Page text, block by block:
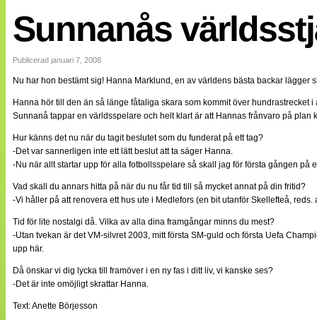
EM 2013
Internationellt
Bildreportage
Bloggar
Lagen
Webb-TV
Cuper
Medlemsbilder
Till klubbkassan
NÄTverket
Om oss
Statistik
Tipsa Damfotboll
Sunnanås
Publicerad januari 7, 2008
Nu har hon bestämt sig! Hanna Marklund, en av världens bästa backar
Hanna hör till den än så länge fåtaliga skara som kommit över
Sunnanå tappar en världsspelare och helt klart är att Hannas frånvaro på
Hur känns det nu när du tagit beslutet som du funderat på ett tag?
-Det var sannerligen inte ett lätt beslut att ta säger Hanna.
-Nu när allt startar upp för alla fotbollsspelare så skall jag för första gången
Vad skall du annars hitta på när du nu får tid till så mycket annat på din fritid?
-Vi håller på att renovera ett hus ute i Medlefors (en bit utanför Skellefteå,
Tid för lite nostalgi då. Vilka av alla dina framgångar minns du mest?
-Utan tvekan är det VM-silvret 2003, mitt första SM-guld och första Uefa
upp här.
Då önskar vi dig lycka till framöver i en ny fas i ditt liv, vi kanske ses?
-Det är inte omöjligt skrattar Hanna.
Text: Anette Börjesson